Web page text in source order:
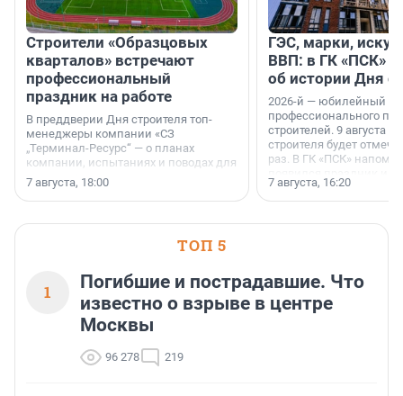
Строители «Образцовых
кварталов» встречают
профессиональный
праздник на работе
В преддверии Дня строителя топ-
менеджеры компании «СЗ
„Терминал-Ресурс“ — о планах
компании, испытаниях и поводах для
осторожного оптимизма.
7 августа, 18:00
ГЭС, марки,
ВВП: в ГК «ПСК»
об истории Дня
2026-й — юбилейный
профессионального
строителей. 9 августа
строителя будет
раз. В ГК «ПСК»
поменялась роль
7 августа, 16:20
ТОП 5
1
Погибшие и пострадавшие. Что
известно о взрыве в центре
Москвы
96 278 219